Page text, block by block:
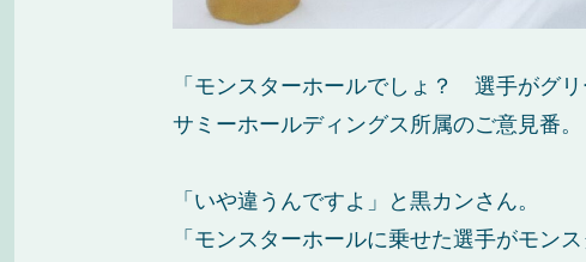
「モンスターホールでしょ？ 選手がグ
サミーホールディングス所属のご意見番。
「いや違うんですよ」と黒カンさん。
「モンスターホールに乗せた選手がモン